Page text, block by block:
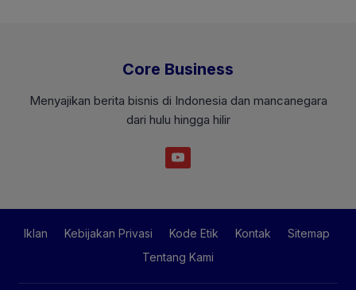
Core Business
Menyajikan berita bisnis di Indonesia dan mancanegara
dari hulu hingga hilir
Iklan Kebijakan Privasi Kode Etik Kontak
Sitemap
Tentang Kami